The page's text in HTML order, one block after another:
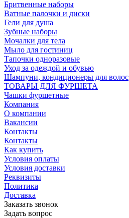
Бритвенные наборы
Ватные палочки и диски
Гели для душа
Зубные наборы
Мочалки для тела
Мыло для гостиниц
Тапочки одноразовые
Уход за одеждой и обувью
Шампуни, кондиционеры для волос
ТОВАРЫ ДЛЯ ФУРШЕТА
Чашки фуршетные
Компания
О компании
Вакансии
Контакты
Контакты
Как купить
Условия оплаты
Условия доставки
Реквизиты
Политика
Доставка
Заказать звонок
Задать вопрос